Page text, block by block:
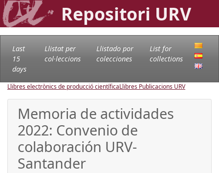
Repositori URV
Last
15
days
Llistat per
col·leccions
Llistado por
colecciones
List for
collections
Llibres electrònics de producció científicaLlibres Publicacions URV
Memoria de actividades
2022: Convenio de
colaboración URV-
Santander